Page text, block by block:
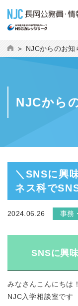
NJCからのお知
NJCから
＼SNSに興
ネス科で
2024.06.26 事務
SNSに興
みなさんこんにちは！
NJC入学相談室です